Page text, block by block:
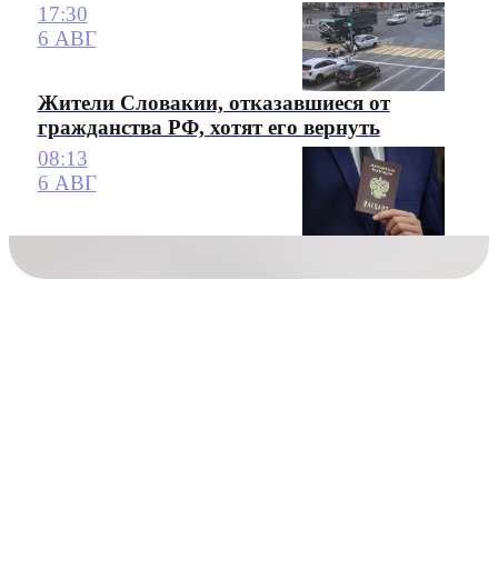
17:30
6 АВГ
Жители Словакии, отказавшиеся от
гражданства РФ, хотят его вернуть
08:13
6 АВГ